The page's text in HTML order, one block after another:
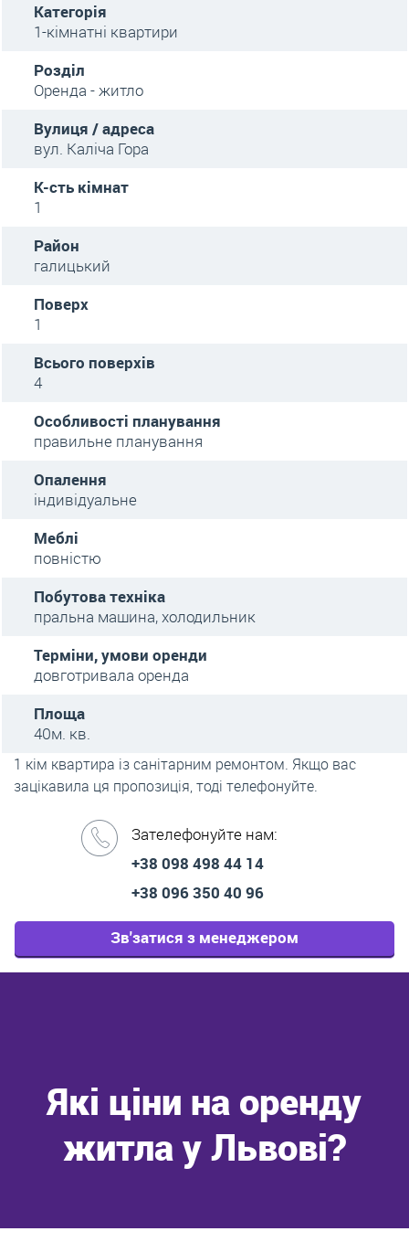
Категорія
1-кімнатні квартири
Розділ
Оренда - житло
Вулиця / адреса
вул. Каліча Гора
К-сть кімнат
1
Район
галицький
Поверх
1
Всього поверхів
4
Особливості планування
правильне планування
Опалення
індивідуальне
Меблі
повністю
Побутова техніка
пральна машина, холодильник
Терміни, умови оренди
довготривала оренда
Площа
40м. кв.
1 кім квартира із санітарним ремонтом. Якщо вас
зацікавила ця пропозиція, тоді телефонуйте.
Зателефонуйте нам:
+38 098 498 44 14
+38 096 350 40 96
Зв'затися з менеджером
Які ціни на оренду
житла у Львові?